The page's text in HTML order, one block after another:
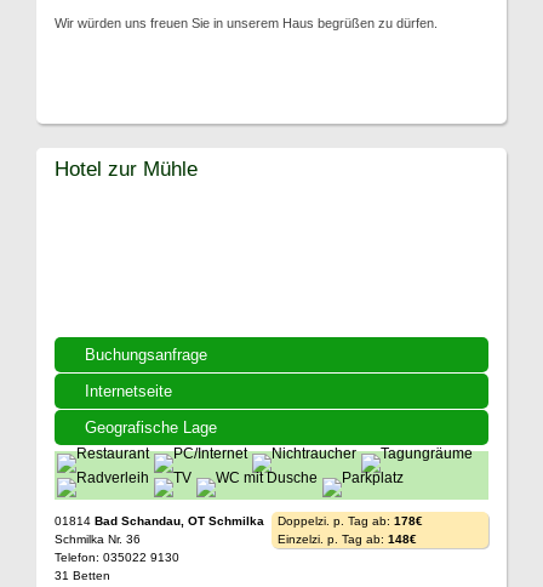
Wir würden uns freuen Sie in unserem Haus begrüßen zu dürfen.
Buchungsanfrage
Internetseite
Geografische Lage
Hotel zur Mühle
01814 Bad Schandau, OT Schmilka
Schmilka Nr. 36
Telefon: 035022 9130
31 Betten
Doppelzi. p. Tag ab: 178€
Einzelzi. p. Tag ab: 148€